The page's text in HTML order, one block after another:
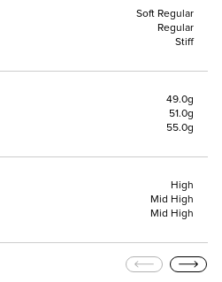
Soft Regular
Regular
Stiff
49.0g
51.0g
55.0g
High
Mid High
Mid High